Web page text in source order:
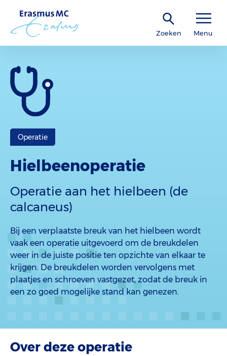
Zoeken Menu
Operatie
Hielbeenoperatie
Operatie aan het hielbeen (de
calcaneus)
Bij een verplaatste breuk van het hielbeen wordt
vaak een operatie uitgevoerd om de breukdelen
weer in de juiste positie ten opzichte van elkaar te
krijgen. De breukdelen worden vervolgens met
plaatjes en schroeven vastgezet, zodat de breuk in
een zo goed mogelijke stand kan genezen.
Over deze operatie